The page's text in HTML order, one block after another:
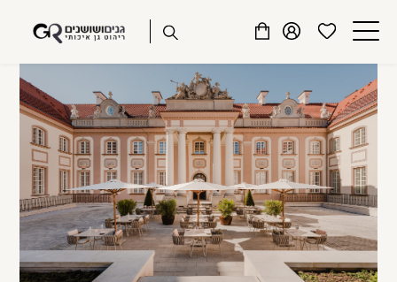
לֵב:
מֻפְעֶלֶת
מַעֲרֶכֶת
בִּקְלִיק
הַמְּסַיַּעַת
לִנְגִישׁוּת
הָאֲתָר.
פתיחת
חלונית
פתיחת
חלונית
משתמש
פתיחת
מועדפים
למשתמש
סגור
כבר רשומים? התחברו
זכור אותי שכחתי סיסמה